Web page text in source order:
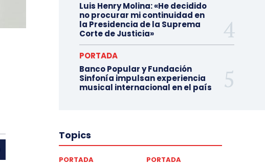
Luis Henry Molina: «He decidido
no procurar mi continuidad en
la Presidencia de la Suprema
Corte de Justicia»
PORTADA
Banco Popular y Fundación
Sinfonía impulsan experiencia
musical internacional en el país
Topics
PORTADA PORTADA